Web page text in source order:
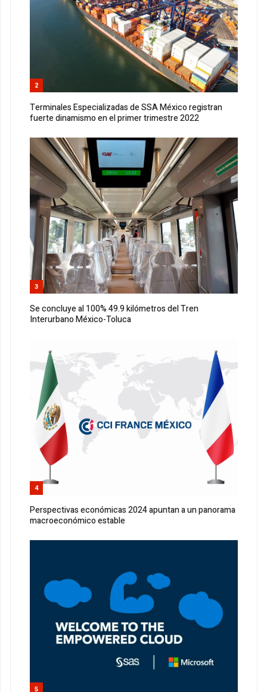
2
Terminales Especializadas de SSA México registran
fuerte dinamismo en el primer trimestre 2022
3
Se concluye al 100% 49.9 kilómetros del Tren
Interurbano México-Toluca
4
Perspectivas económicas 2024 apuntan a un panorama
macroeconómico estable
5